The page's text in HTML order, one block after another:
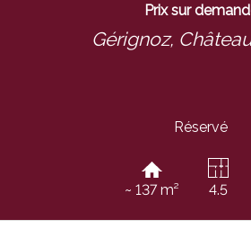
Prix sur
Gérignoz,
Réservé
~ 137 m² 4.5